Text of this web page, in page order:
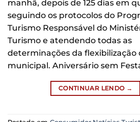
manhã, depois de 125 dias em
seguindo os protocolos do
Turismo Responsável do
Turismo e atendendo todas as
determinações da flexibilização
municipal. Aniversário sem
CONTINUAR LENDO →